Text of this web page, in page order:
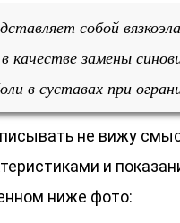
собой
в качестве замены
в суставах при
не вижу
и
ниже фото: